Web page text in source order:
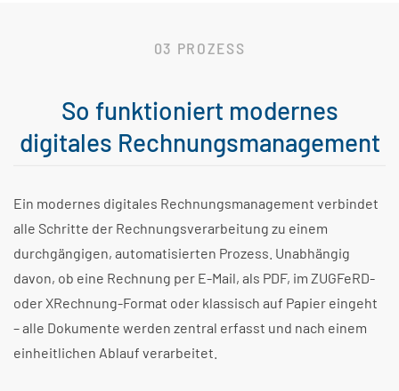
03 PROZESS
So funktioniert modernes
digitales Rechnungsmanagement
Ein modernes digitales Rechnungsmanagement verbindet
alle Schritte der Rechnungsverarbeitung zu einem
durchgängigen, automatisierten Prozess. Unabhängig
davon, ob eine Rechnung per E-Mail, als PDF, im ZUGFeRD-
oder XRechnung-Format oder klassisch auf Papier eingeht
– alle Dokumente werden zentral erfasst und nach einem
einheitlichen Ablauf verarbeitet.